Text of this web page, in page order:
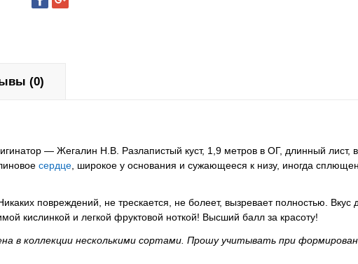
— Жегалин Н.В. Разлапистый куст, 1,9 метров в ОГ, длинный лист, в
сердце , широкое у основания и сужающееся к низу, иногда
повреждений, не трескается, не болеет, вызревает полностью. Вкус
кислинкой и легкой фруктовой ноткой! Высший балл за красоту!
в коллекции несколькими сортами. Прошу учитывать при
(0)